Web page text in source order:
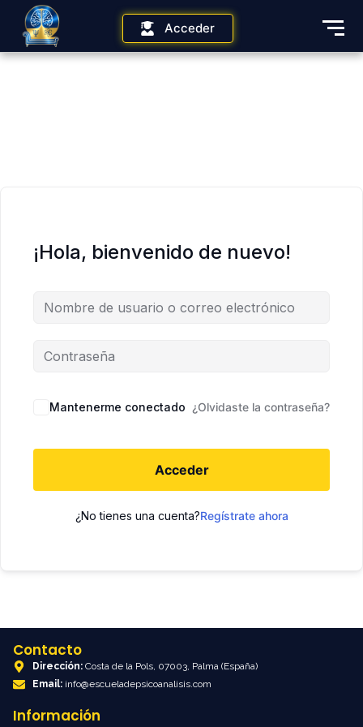
Acceder
¡Hola, bienvenido de nuevo!
Mantenerme conectado ¿Olvidaste la contraseña?
Acceder
¿No tienes una cuenta?Regístrate ahora
Contacto
Dirección: Costa de la Pols, 07003, Palma (España)
Email: info@escueladepsicoanalisis.com
Información